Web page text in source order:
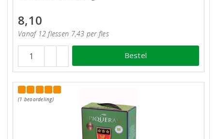
8,10
Vanaf 12 flessen 7,43 per fles
Bestel
(1 beoordeling)